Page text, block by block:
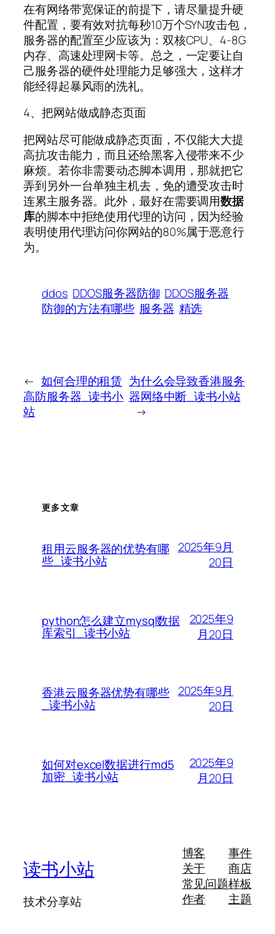
在有网络带宽保证的前提下，请尽量提升硬
件配置，要有效对抗每秒10万个SYN攻击包，
服务器的配置至少应该为：双核CPU、4-8G
内存、高速处理网卡等。总之，一定要让自
己服务器的硬件处理能力足够强大，这样才
能经得起暴风雨的洗礼。
4、把网站做成静态页面
把网站尽可能做成静态页面，不仅能大大提
高抗攻击能力，而且还给黑客入侵带来不少
麻烦。若你非需要动态脚本调用，那就把它
弄到另外一台单独主机去，免的遭受攻击时
连累主服务器。此外，最好在需要调用数据
库的脚本中拒绝使用代理的访问，因为经验
表明使用代理访问你网站的80%属于恶意行
为。
ddos DDOS服务器防御 DDOS服务器
防御的方法有哪些 服务器 精选
← 如何合理的租赁
高防服务器_读书小
站
为什么会导致香港服务
器网络中断_读书小站
→
更多文章
租用云服务器的优势有哪
些_读书小站
2025年9月
20日
python怎么建立mysql数据
库索引_读书小站
2025年9
月20日
香港云服务器优势有哪些
_读书小站
2025年9月
20日
如何对excel数据进行md5
加密_读书小站
2025年9
月20日
读书小站
技术分享站
博客
关于
常见问题
作者
事件
商店
样板
主题